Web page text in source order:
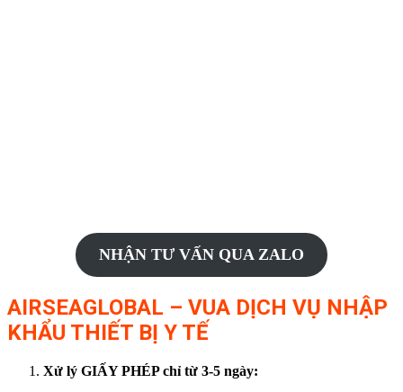
NHẬN TƯ VẤN QUA ZALO
AIRSEAGLOBAL – VUA DỊCH VỤ NHẬP
KHẨU THIẾT BỊ Y TẾ
Xử lý GIẤY PHÉP chỉ từ 3-5 ngày: